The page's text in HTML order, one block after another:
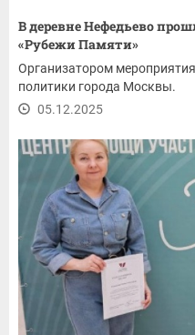
В деревне Нефедьево
«Рубежи Памяти»
Организатором
политики города Москвы.
05.12.2025